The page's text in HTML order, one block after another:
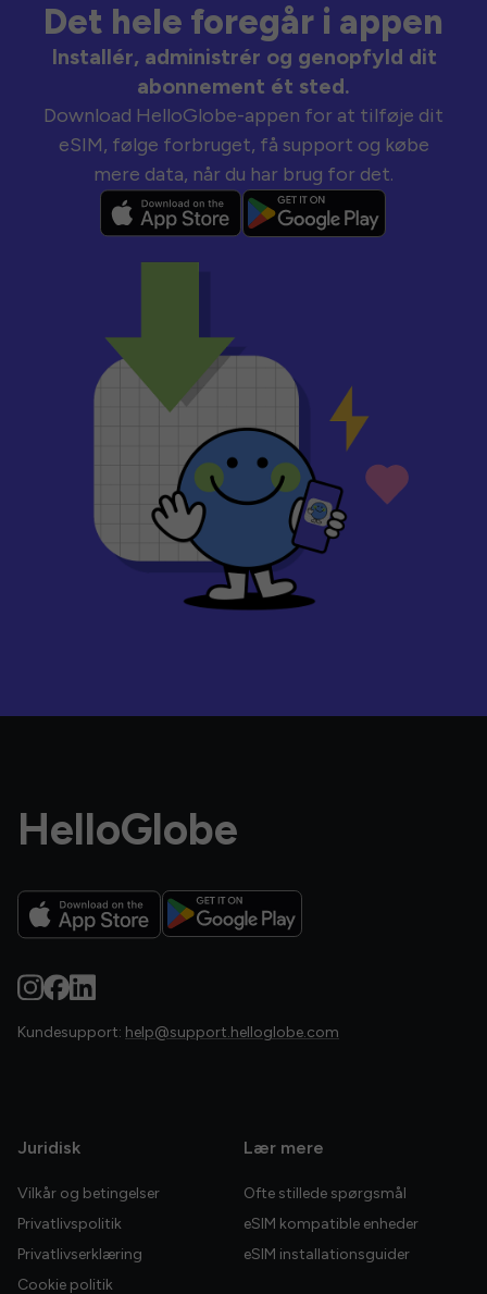
Det hele foregår i appen
Installér, administrér og genopfyld dit
abonnement ét sted.
Download HelloGlobe-appen for at tilføje dit
eSIM, følge forbruget, få support og købe
mere data, når du har brug for det.
HelloGlobe
Kundesupport: help@support.helloglobe.com
Juridisk
Vilkår og betingelser
Privatlivspolitik
Privatlivserklæring
Cookie politik
Lær mere
Ofte stillede spørgsmål
eSIM kompatible enheder
eSIM installationsguider